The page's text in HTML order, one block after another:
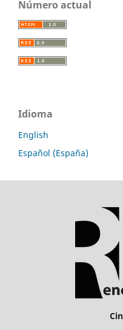
Número actual
Idioma
English
Español (España)